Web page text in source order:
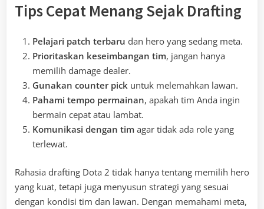
Tips Cepat Menang Sejak Drafting
Pelajari patch terbaru dan hero yang sedang meta.
Prioritaskan keseimbangan tim, jangan hanya
memilih damage dealer.
Gunakan counter pick untuk melemahkan lawan.
Pahami tempo permainan, apakah tim Anda ingin
bermain cepat atau lambat.
Komunikasi dengan tim agar tidak ada role yang
terlewat.
Rahasia drafting Dota 2 tidak hanya tentang memilih hero
yang kuat, tetapi juga menyusun strategi yang sesuai
dengan kondisi tim dan lawan. Dengan memahami meta,